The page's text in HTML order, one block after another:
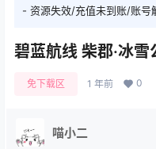
- 资源失效/充值未到账/账号
碧蓝航线 柴郡·冰
免下载区 1 年前 0
喵小二